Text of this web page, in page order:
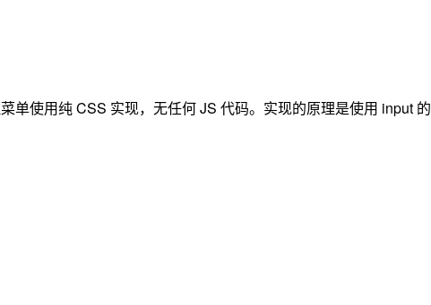
使用纯 CSS 实现，无任何 JS 代码。实现的原理是使用 input